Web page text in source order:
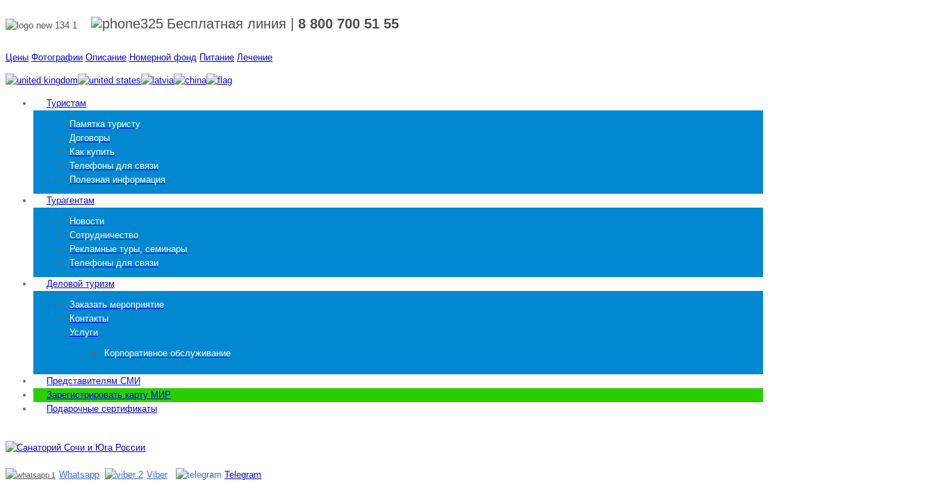
Бесплатная линия 8 800 700 51 55
Цены Фотографии Описание Номерной фонд Питание Лечение
Туристам
Памятка туристу
Договоры
Как купить
Телефоны для связи
Полезная информация
Турагентам
Новости
Сотрудничество
Рекламные туры, семинары
Телефоны для связи
Деловой туризм
Заказать мероприятие
Контакты
Услуги
Корпоративное обслуживание
Представителям СМИ
Зарегистрировать карту МИР
Подарочные сертификаты
Whatsapp Viber Telegram